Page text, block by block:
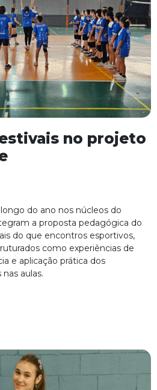
no projeto
do ano nos núcleos do
a proposta pedagógica do
do que encontros esportivos,
como experiências de
e aplicação prática dos
aulas.